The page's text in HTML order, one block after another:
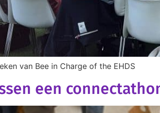
van Bee in Charge of the EHDS
een